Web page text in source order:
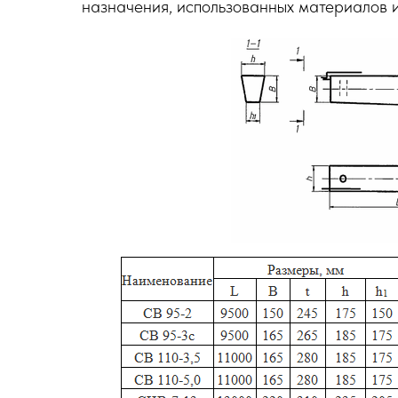
назначения, использованных материалов